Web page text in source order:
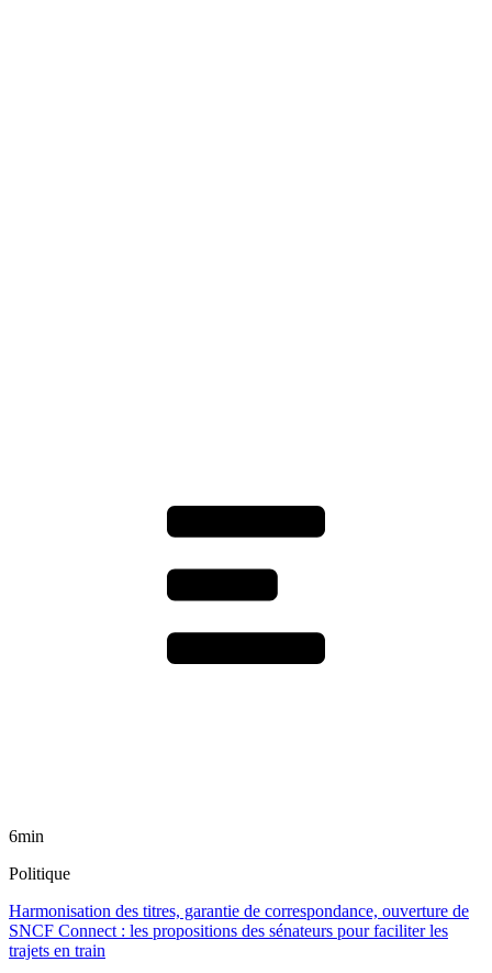
6min
Politique
Harmonisation des titres, garantie de correspondance, ouverture de
SNCF Connect : les propositions des sénateurs pour faciliter les
trajets en train